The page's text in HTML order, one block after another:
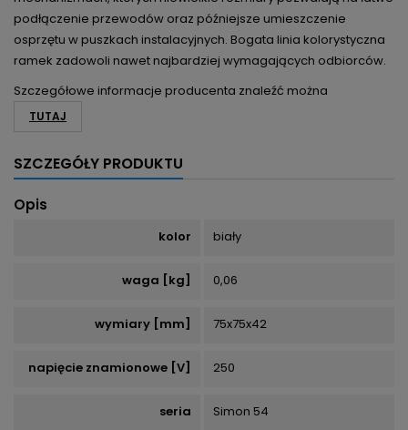
podłączenie przewodów oraz późniejsze umieszczenie
osprzętu w puszkach instalacyjnych. Bogata linia kolorystyczna
ramek zadowoli nawet najbardziej wymagających odbiorców.
Szczegółowe informacje producenta znaleźć można
TUTAJ
SZCZEGÓŁY PRODUKTU
Opis
kolor biały
waga [kg] 0,06
wymiary [mm] 75x75x42
napięcie znamionowe [V] 250
seria Simon 54